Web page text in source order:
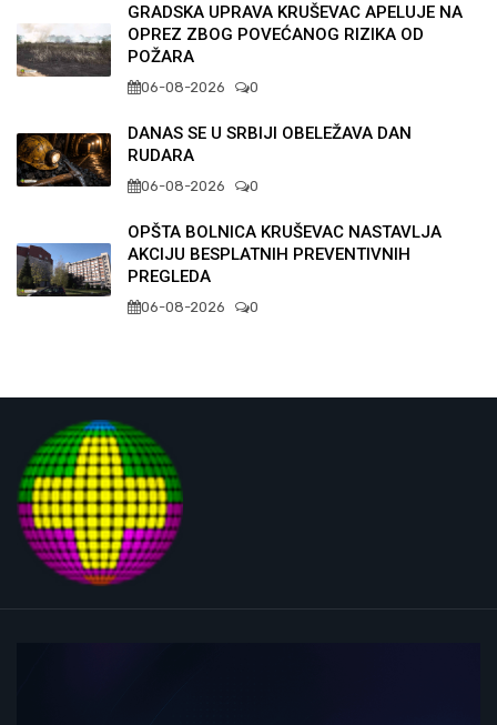
GRADSKA UPRAVA KRUŠEVAC APELUJE NA
OPREZ ZBOG POVEĆANOG RIZIKA OD
POŽARA
06-08-2026 0
DANAS SE U SRBIJI OBELEŽAVA DAN
RUDARA
06-08-2026 0
OPŠTA BOLNICA KRUŠEVAC NASTAVLJA
AKCIJU BESPLATNIH PREVENTIVNIH
PREGLEDA
06-08-2026 0